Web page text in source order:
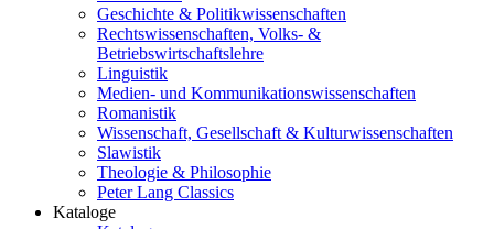
Geschichte & Politikwissenschaften
Rechtswissenschaften, Volks- &
Betriebswirtschaftslehre
Linguistik
Medien- und Kommunikationswissenschaften
Romanistik
Wissenschaft, Gesellschaft & Kulturwissenschaften
Slawistik
Theologie & Philosophie
Peter Lang Classics
Kataloge